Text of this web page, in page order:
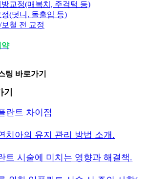
교정(매복치, 주걱턱 등)
(덧니, 돌출입 등)
철 전 교정
약
팅 바로가기
란트 차이점
치아의 유지 관리 방법 소개.
트 시술에 미치는 영향과 해결책.